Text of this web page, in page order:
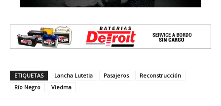
ETIQUETAS Lancha Lutetia Pasajeros
Reconstrucción
Río Negro
Viedma